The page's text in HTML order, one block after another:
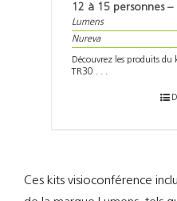
12 à 15 personnes
Lumens
Nureva
Découvrez les produits
TR30 . . .
Ces kits visioconférence